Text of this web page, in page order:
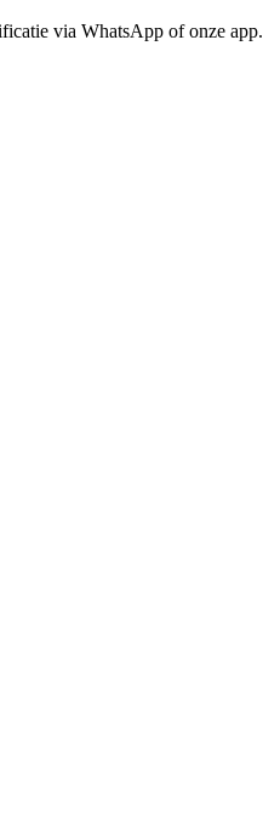
via WhatsApp of onze app.